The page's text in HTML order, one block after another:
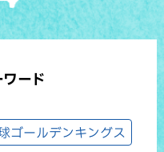
ード
ゴールデンキングス